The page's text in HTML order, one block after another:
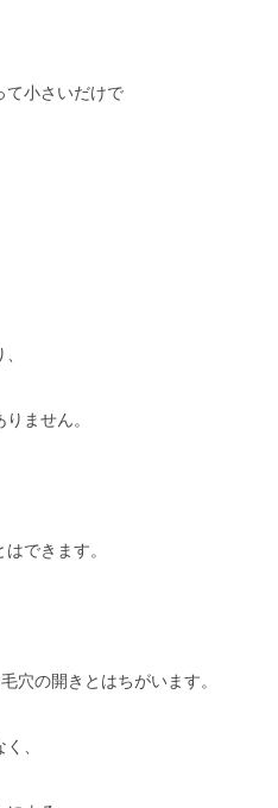
て小さいだけで
ません。
できます。
穴の開きとはちがいます。
、